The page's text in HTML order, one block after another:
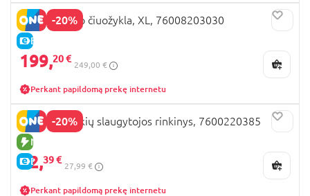
-20%
E-KAINA
SMOBY lauko čiuožykla, XL, 76008203030
199,20 €
249,00 €
Perkant papildomą prekę internetu
-20%
NAUJA PREKĖ
E-KAINA
SMOBY kūdikių slaugytojos rinkinys, 7600220385
22,39 €
27,99 €
Perkant papildomą prekę internetu